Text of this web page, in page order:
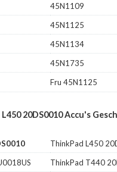
45N1109
45N1125
45N1134
45N1735
Fru 45N1125
20DS0010 Accu's
ThinkPad L450
ThinkPad T440